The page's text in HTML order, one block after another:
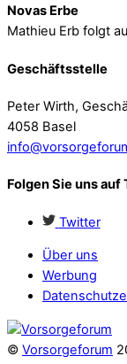
Novas Erbe
Mathieu Erb folgt
Geschäftsstelle
Peter Wirth,
4058 Basel
Folgen Sie uns
Twitter
Über uns
Werbung
© Vorsorgeforum